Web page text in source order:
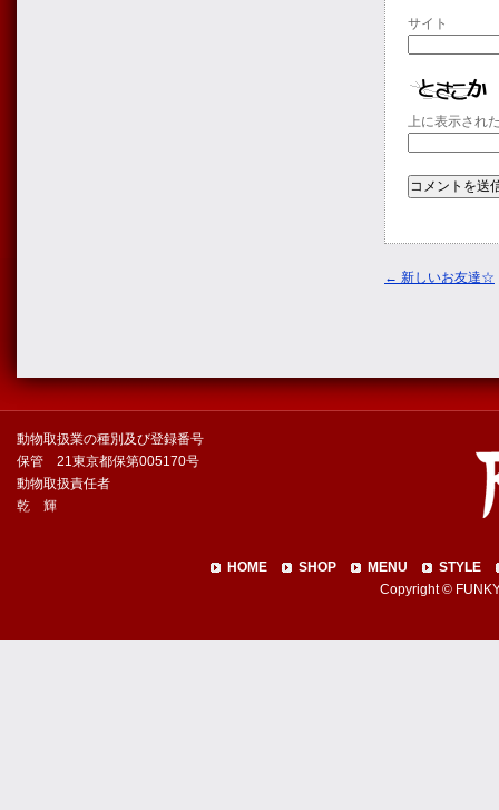
サイト
上に表示され
← 新しいお友達☆
動物取扱業の種別及び登録番号
保管 21東京都保第005170号
動物取扱責任者
乾 輝
HOME SHOP MENU
STYLE
Copyright ©